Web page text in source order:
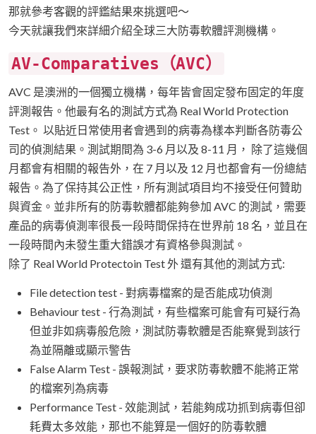
那就參考客觀的評鑑結果來挑選吧～
今天就讓我們來詳細介紹全球三大防毒軟體評測機構。
AV-Comparatives（AVC）
AVC 是澳洲的一個獨立機構，每年皆會固定發布固定的年度
評測報告。他最有名的測試方式為 Real World Protection
Test。 以貼近日常使用者會遇到的病毒為樣本判斷各防毒公
司的偵測結果。測試期間為 3-6 月以及 8-11 月， 除了這幾個
月都會有相關的報告外，在 7 月以及 12 月也都會有一份總結
報告。為了保持其公正性，所有測試項目均不接受任何贊助
與資金。並非所有的防毒軟體都能夠參加 AVC 的測試，需要
產品的病毒偵測率很長一段時間保持在世界前 18 名，並且在
一段時間內未發生重大錯誤才有資格參與測試。
除了 Real World Protectoin Test 外 還有其他的測試方式:
File detection test - 對病毒檔案的是否能成功偵測
Behaviour test - 行為測試，有些檔案可能會有可疑行為
但並非如病毒般危險，測試防毒軟體是否能察覺到該行
為並隔離或顯示警告
False Alarm Test - 誤報測試，要求防毒軟體不能將正常
的檔案列為病毒
Performance Test - 效能測試，若能夠成功抓到病毒但卻
耗費太多效能，那也不能算是一個好的防毒軟體